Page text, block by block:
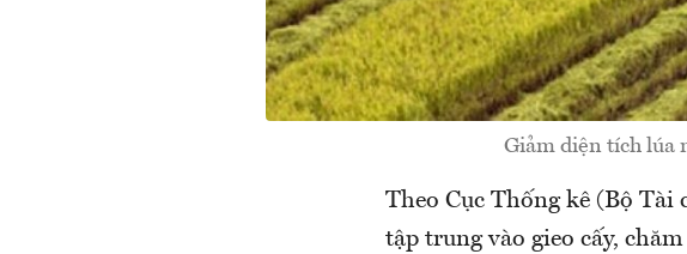
Giảm diện tích lúa
Theo Cục Thống kê (Bộ
tập trung vào gieo cấy,